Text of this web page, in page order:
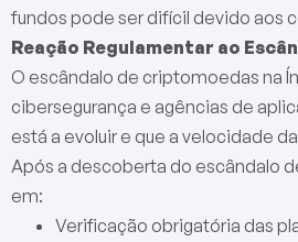
fundos pode ser difícil devido aos
Reação Regulamentar ao
O escândalo de criptomoedas na
cibersegurança e agências de
está a evoluir e que a velocidade
Após a descoberta do escândalo
em:
Verificação obrigatória das